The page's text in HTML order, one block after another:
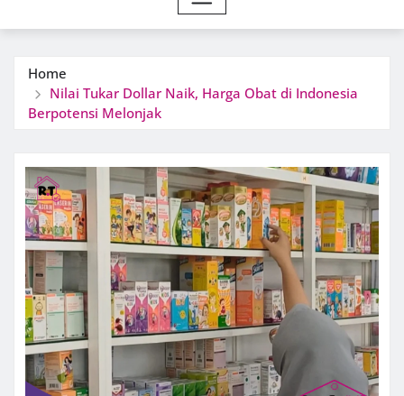
Home
Nilai Tukar Dollar Naik, Harga Obat di Indonesia
Berpotensi Melonjak